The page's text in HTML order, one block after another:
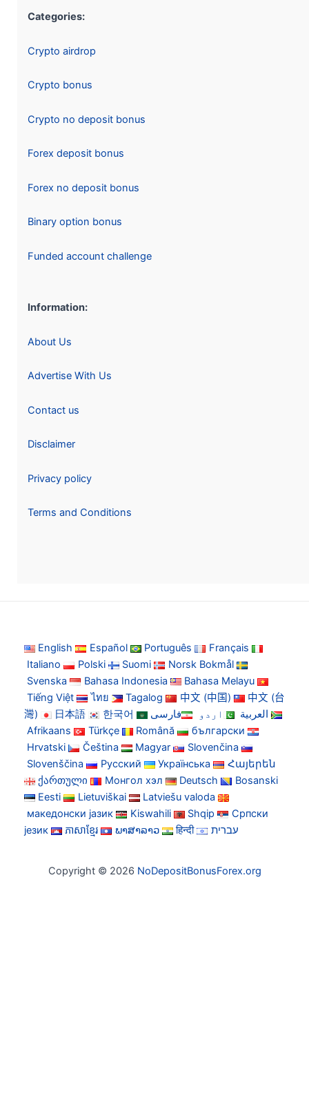
Categories:
Crypto airdrop
Crypto bonus
Crypto no deposit bonus
Forex deposit bonus
Forex no deposit bonus
Binary option bonus
Funded account challenge
Information:
About Us
Advertise With Us
Contact us
Disclaimer
Privacy policy
Terms and Conditions
English Español Português
Français
Italiano
Polski Suomi
Norsk Bokmål
Svenska
Bahasa Indonesia
Bahasa Melayu
Tiếng Việt
ไทย Tagalog 中文 (中国)
中文 (台
灣)
日本語 한국어 العربية اردو
فارسی
Afrikaans
Türkçe Română
български
Hrvatski
Čeština Magyar
Slovenčina
Slovenščina
Русский Українська
Հայերեն
ქართული
Монгол хэл Deutsch
Bosanski
Eesti
Lietuviškai
Latviešu valoda
македонски јазик
Kiswahili Shqip
Српски
језик
ភាសាខ្មែរ ພາສາລາວ हिन्दी עברית
Copyright © 2026 NoDepositBonusForex.org